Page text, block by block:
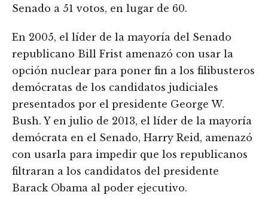
Senado a 51 votos, en lugar de 60.
En 2005, el líder de la mayoría del Senado
republicano Bill Frist amenazó con usar la
opción nuclear para poner fin a los filibusteros
demócratas de los candidatos judiciales
presentados por el presidente George W.
Bush. Y en julio de 2013, el líder de la mayoría
demócrata en el Senado, Harry Reid, amenazó
con usarla para impedir que los republicanos
filtraran a los candidatos del presidente
Barack Obama al poder ejecutivo.